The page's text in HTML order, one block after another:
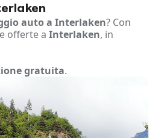
auto a Interlaken? Con
offerte a Interlaken, in
gratuita.